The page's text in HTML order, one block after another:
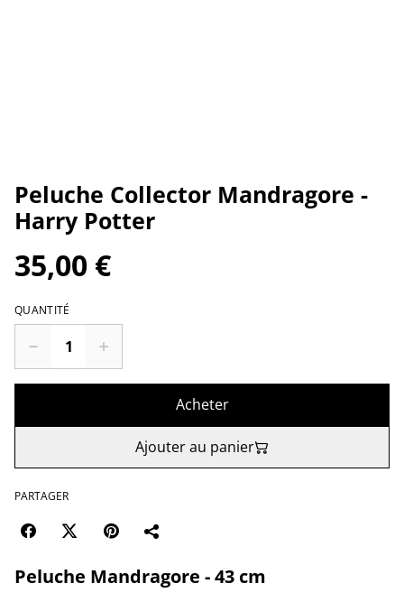
Peluche Collector Mandragore -
Harry Potter
35,00 €
QUANTITÉ
Acheter
Ajouter au panier
PARTAGER
Peluche Mandragore - 43 cm